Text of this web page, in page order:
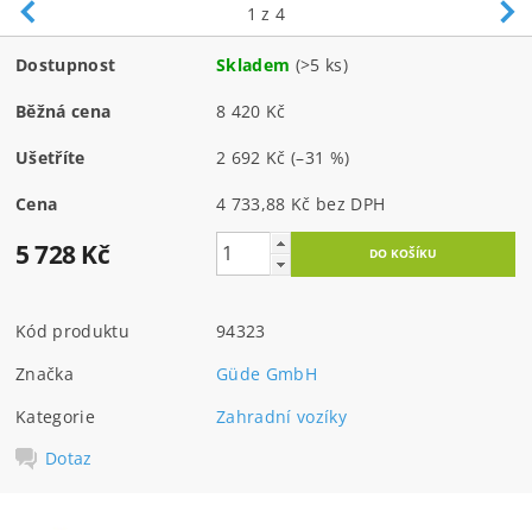
1 z 4
Dostupnost Skladem (>5 ks)
Běžná cena 8 420 Kč
Ušetříte 2 692 Kč (–31 %)
Cena 4 733,88 Kč bez DPH
5 728 Kč
Kód produktu
94323
Značka
Güde GmbH
Kategorie
Zahradní vozíky
Dotaz